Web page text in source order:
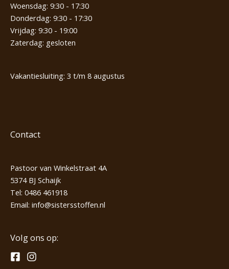
Woensdag: 9:30 - 17:30
Donderdag: 9:30 - 17:30
Vrijdag: 9:30 - 19:00
Zaterdag: gesloten
Vakantiesluiting: 3 t/m 8 augustus
Contact
Pastoor van Winkelstraat 4A
5374 BJ Schaijk
Tel: 0486 461918
Email: info@sistersstoffen.nl
Volg ons op: